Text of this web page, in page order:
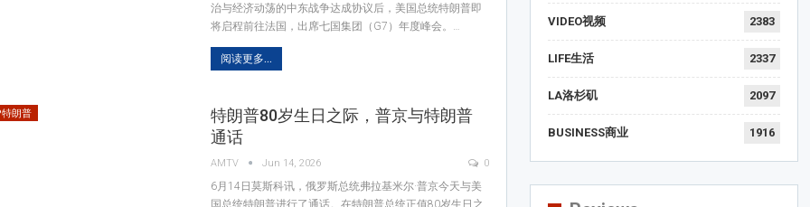
治与经济动荡的中东战争达成协议后，美国总统特朗普即
将启程前往法国，出席七国集团（G7）年度峰会。…
阅读更多...
朗普
特朗普80岁生日之际，普京与特朗普
通话
AMTV Jun 14, 2026 0
6月14日莫斯科讯，俄罗斯总统弗拉基米尔·普京今天与美
国总统特朗普进行了通话。在特朗普总统正值80岁生日之
VIDEO视频 2383
LIFE生活 2337
LA洛杉矶 2097
BUSINESS商业 1916